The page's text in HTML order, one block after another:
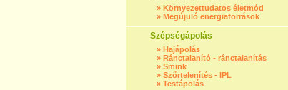
» Környezettudatos életmód
» Megújuló energiaforrások
Szépségápolás
» Hajápolás
» Ránctalanító - ránctalanítás
» Smink
» Szőrtelenítés - IPL
» Testápolás